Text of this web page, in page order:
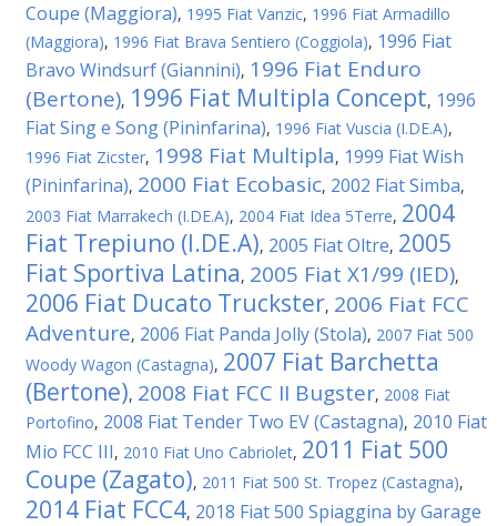
Coupe (Maggiora), 1995 Fiat Vanzic, 1996 Fiat Armadillo
(Maggiora), 1996 Fiat Brava Sentiero (Coggiola), 1996 Fiat
Bravo Windsurf (Giannini), 1996 Fiat Enduro
(Bertone), 1996 Fiat Multipla Concept, 1996
Fiat Sing e Song (Pininfarina), 1996 Fiat Vuscia (I.DE.A),
1996 Fiat Zicster, 1998 Fiat Multipla, 1999 Fiat Wish
(Pininfarina), 2000 Fiat Ecobasic, 2002 Fiat Simba,
2003 Fiat Marrakech (I.DE.A), 2004 Fiat Idea 5Terre, 2004
Fiat Trepiuno (I.DE.A), 2005 Fiat Oltre, 2005
Fiat Sportiva Latina, 2005 Fiat X1/99 (IED),
2006 Fiat Ducato Truckster, 2006 Fiat FCC
Adventure, 2006 Fiat Panda Jolly (Stola), 2007 Fiat 500
Woody Wagon (Castagna), 2007 Fiat Barchetta
(Bertone), 2008 Fiat FCC II Bugster, 2008 Fiat
Portofino, 2008 Fiat Tender Two EV (Castagna), 2010 Fiat
Mio FCC III, 2010 Fiat Uno Cabriolet, 2011 Fiat 500
Coupe (Zagato), 2011 Fiat 500 St. Tropez (Castagna),
2014 Fiat FCC4, 2018 Fiat 500 Spiaggina by Garage